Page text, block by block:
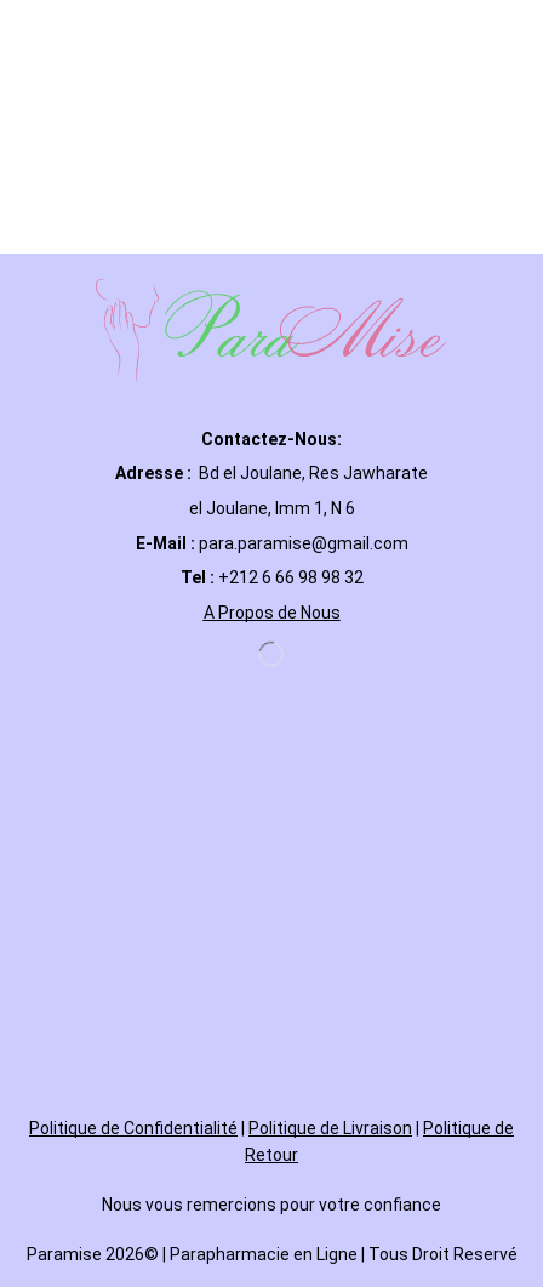
Contactez-Nous:
Adresse : Bd el Joulane, Res Jawharate
el Joulane, Imm 1, N 6
E-Mail : para.paramise@gmail.com
Tel : +212 6 66 98 98 32
A Propos de Nous
Politique de Confidentialité Politique de Livraison
Politique de
Retour
Nous vous remercions pour votre confiance
Paramise 2026© | Parapharmacie en Ligne | Tous Droit Reservé